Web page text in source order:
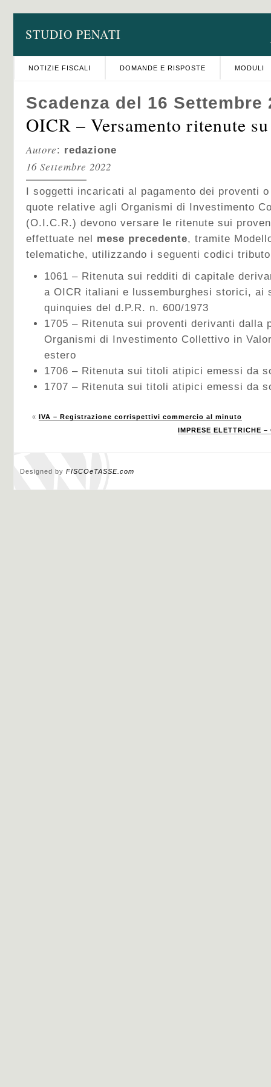
STUDIO PENATI
NOTIZIE FISCALI DOMANDE E RISPOSTE MODULI
Scadenza del 16 Settembre
OICR – Versamento ritenute
Autore: redazione
16 Settembre 2022
I soggetti incaricati al pagamento dei proventi
quote relative agli Organismi di Investimento
(O.I.C.R.) devono versare le ritenute sui
effettuate nel mese precedente, tramite
telematiche, utilizzando i seguenti codici
1061 – Ritenuta sui redditi di capitale
a OICR italiani e lussemburghesi storici, ai
quinquies del d.P.R. n. 600/1973
1705 – Ritenuta sui proventi derivanti dalla
Organismi di Investimento Collettivo in
estero
1706 – Ritenuta sui titoli atipici emessi da
1707 – Ritenuta sui titoli atipici emessi da
« IVA – Registrazione corrispettivi commercio al minuto
IMPRESE ELETTRICHE
Designed by FISCOeTASSE.com